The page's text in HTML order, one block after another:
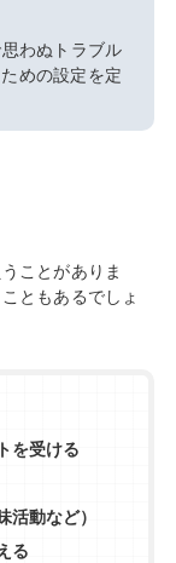
わぬトラブル
めの設定を定
ことがありま
ともあるでしょ
を受ける
活動など）
る